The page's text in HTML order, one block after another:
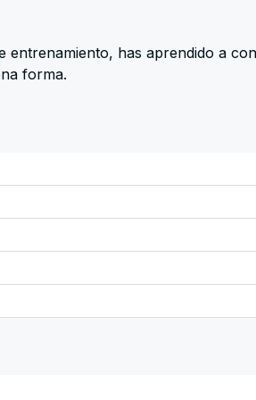
entrenamiento, has aprendido a
forma.